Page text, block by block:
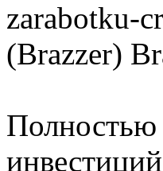
zarabotku-
(Brazzer)
Полностью